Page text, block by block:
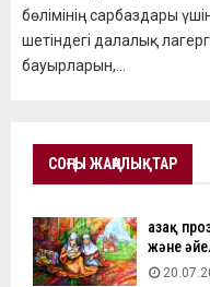
бөлімінің сарбаздары
шетіндегі далалық
бауырларын,...
СОҢҒЫ ЖАҢАЛЫҚТАР
Қазақ
және